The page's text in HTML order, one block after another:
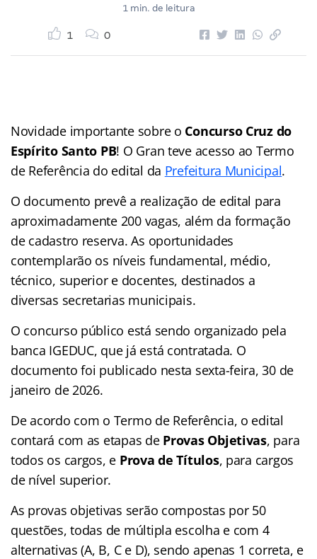
1 min. de leitura
1 0
Novidade importante sobre o Concurso Cruz do
Espírito Santo PB! O Gran teve acesso ao Termo
de Referência do edital da Prefeitura Municipal.
O documento prevê a realização de edital para
aproximadamente 200 vagas, além da formação
de cadastro reserva. As oportunidades
contemplarão os níveis fundamental, médio,
técnico, superior e docentes, destinados a
diversas secretarias municipais.
O concurso público está sendo organizado pela
banca IGEDUC, que já está contratada. O
documento foi publicado nesta sexta-feira, 30 de
janeiro de 2026.
De acordo com o Termo de Referência, o edital
contará com as etapas de Provas Objetivas, para
todos os cargos, e Prova de Títulos, para cargos
de nível superior.
As provas objetivas serão compostas por 50
questões, todas de múltipla escolha e com 4
alternativas (A, B, C e D), sendo apenas 1 correta, e